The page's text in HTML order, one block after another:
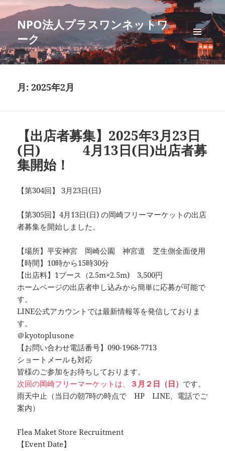
NPO法人プラスワンネットワ
ーク
メニュ
ーとウ
ィジェ
月:2025年2月
【出店者募集】2025年3月23日
(日) 4月13日(日)出店者募
集開始！
【第304回】 3月23日(日)
【第305回】4月13日(日) の岡崎フリーマーケットの出店
者募集を開始しました。
【場所】平安神宮 岡崎公園 神宮道 芝生側全面使用
【時間】10時から15時30分
【出店料】1ブース（2.5m×2.5m) 3,500円
ホームページの出店者申し込みから簡単に応募が可能で
す。
LINE公式アカウントでは最新情報等を発信しておりま
す。
＠kyotoplusone
【お問い合わせ電話番号】090-1968-7713
ショートメールも対応
皆様のご参加をお待ちしております。
次回の岡崎フリーマーケットは、
３月２日（日） です。
雨天中止（当日の朝7時の時点で HP LINE、電話でご
案内）
Flea Maket Store Recruitment
【Event Date】